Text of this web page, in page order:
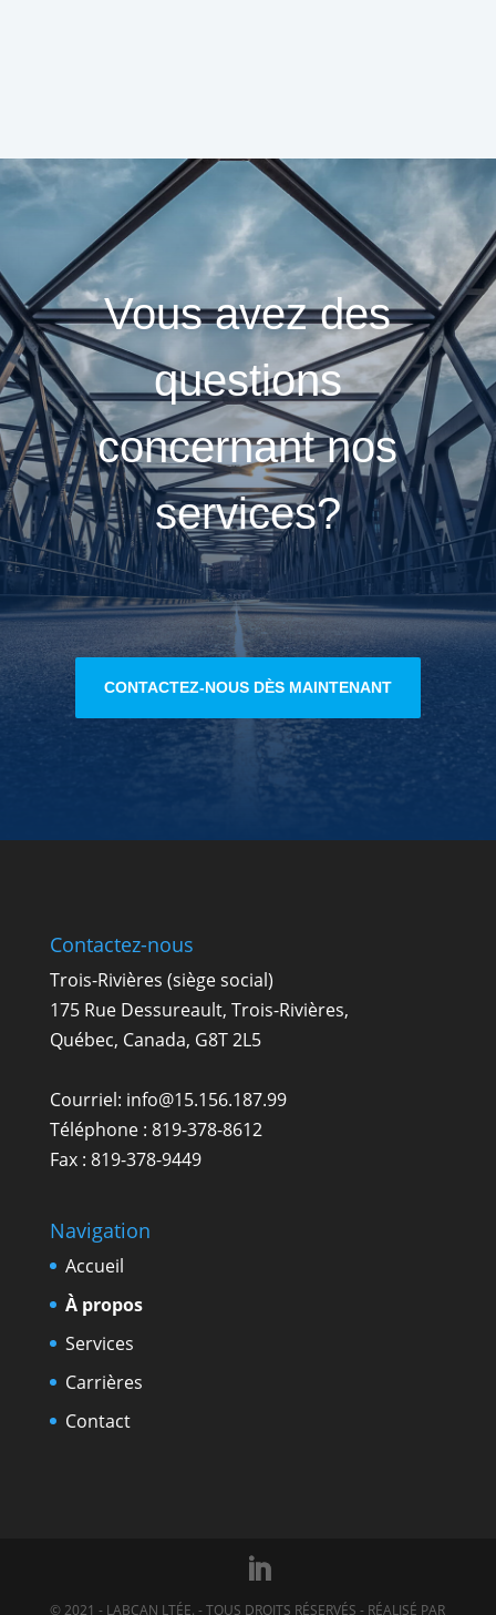
Vous avez des
questions
concernant nos
services?
CONTACTEZ-NOUS DÈS MAINTENANT
Contactez-nous
Trois-Rivières (siège social)
175 Rue Dessureault, Trois-Rivières,
Québec, Canada, G8T 2L5
Courriel: info@15.156.187.99
Téléphone : 819-378-8612
Fax : 819-378-9449
Navigation
Accueil
À propos
Services
Carrières
Contact
© 2021 - LABCAN LTÉE. - TOUS DROITS RÉSERVÉS - RÉALISÉ PAR